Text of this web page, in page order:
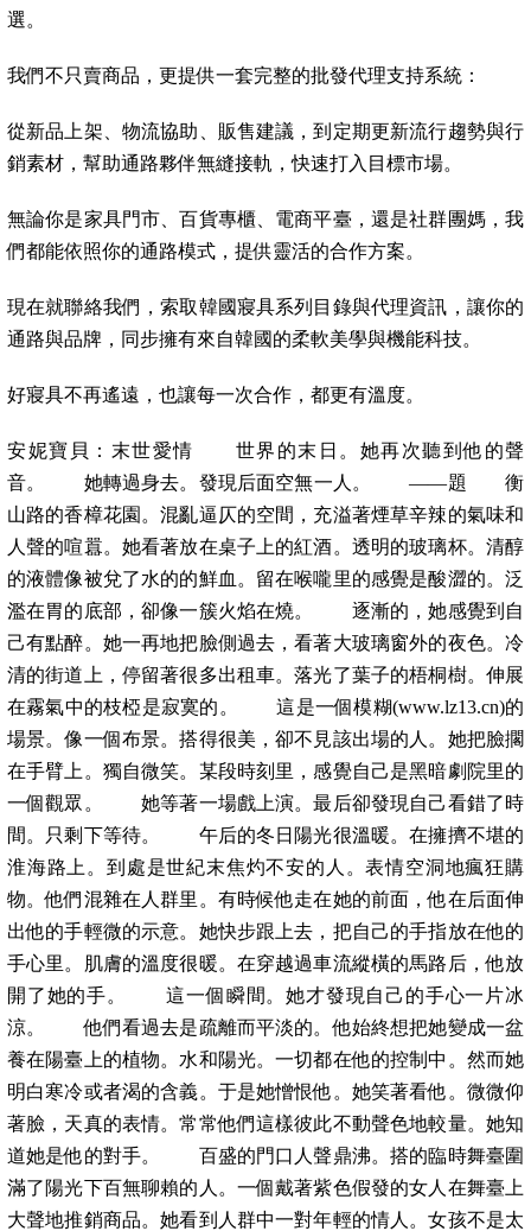
選。
我們不只賣商品，更提供一套完整的批發代理支持系統：
從新品上架、物流協助、販售建議，到定期更新流行趨勢與行
銷素材，幫助通路夥伴無縫接軌，快速打入目標市場。
無論你是家具門市、百貨專櫃、電商平臺，還是社群團媽，我
們都能依照你的通路模式，提供靈活的合作方案。
現在就聯絡我們，索取韓國寢具系列目錄與代理資訊，讓你的
通路與品牌，同步擁有來自韓國的柔軟美學與機能科技。
好寢具不再遙遠，也讓每一次合作，都更有溫度。
安妮寶貝：末世愛情 世界的末日。她再次聽到他的聲
音。 她轉過身去。發現后面空無一人。 ——題 衡
山路的香樟花園。混亂逼仄的空間，充溢著煙草辛辣的氣味和
人聲的喧囂。她看著放在桌子上的紅酒。透明的玻璃杯。清醇
的液體像被兌了水的的鮮血。留在喉嚨里的感覺是酸澀的。泛
濫在胃的底部，卻像一簇火焰在燒。 逐漸的，她感覺到自
己有點醉。她一再地把臉側過去，看著大玻璃窗外的夜色。冷
清的街道上，停留著很多出租車。落光了葉子的梧桐樹。伸展
在霧氣中的枝椏是寂寞的。 這是一個模糊(www.lz13.cn)的
場景。像一個布景。搭得很美，卻不見該出場的人。她把臉擱
在手臂上。獨自微笑。某段時刻里，感覺自己是黑暗劇院里的
一個觀眾。 她等著一場戲上演。最后卻發現自己看錯了時
間。只剩下等待。 午后的冬日陽光很溫暖。在擁擠不堪的
淮海路上。到處是世紀末焦灼不安的人。表情空洞地瘋狂購
物。他們混雜在人群里。有時候他走在她的前面，他在后面伸
出他的手輕微的示意。她快步跟上去，把自己的手指放在他的
手心里。肌膚的溫度很暖。在穿越過車流縱橫的馬路后，他放
開了她的手。 這一個瞬間。她才發現自己的手心一片冰
涼。 他們看過去是疏離而平淡的。他始終想把她變成一盆
養在陽臺上的植物。水和陽光。一切都在他的控制中。然而她
明白寒冷或者渴的含義。于是她憎恨他。她笑著看他。微微仰
著臉，天真的表情。常常他們這樣彼此不動聲色地較量。她知
道她是他的對手。 百盛的門口人聲鼎沸。搭的臨時舞臺圍
滿了陽光下百無聊賴的人。一個戴著紫色假發的女人在舞臺上
大聲地推銷商品。她看到人群中一對年輕的情人。女孩不是太